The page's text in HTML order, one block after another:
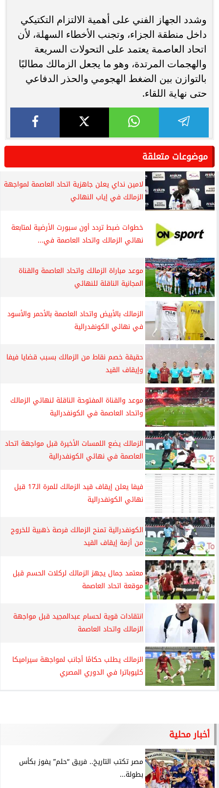
وشدد الجهاز الفني على أهمية الالتزام التكتيكي
داخل منطقة الجزاء، وتجنب الأخطاء السهلة، لأن
اتحاد العاصمة يعتمد على التحولات السريعة
والهجمات المرتدة، وهو ما يجعل الزمالك مطالبًا
بالتوازن بين الضغط الهجومي والحذر الدفاعي
حتى نهاية اللقاء.
موضوعات متعلقة
لامين نداي يعلن جاهزية اتحاد العاصمة لمواجهة
الزمالك في إياب النهائي
خطوات ضبط تردد أون سبورت الأرضية لمتابعة
نهائي الزمالك واتحاد العاصمة في...
موعد مباراة الزمالك واتحاد العاصمة والقناة
المجانية الناقلة للنهائي
الزمالك بالأبيض واتحاد العاصمة بالأحمر والأسود
في نهائي الكونفدرالية
حقيقة خصم نقاط من الزمالك بسبب قضايا فيفا
وإيقاف القيد
موعد والقناة المفتوحة الناقلة لنهائي الزمالك
واتحاد العاصمة في الكونفدرالية
الزمالك يضع اللمسات الأخيرة قبل مواجهة اتحاد
العاصمة في نهائي الكونفدرالية
فيفا يعلن إيقاف قيد الزمالك للمرة الـ17 قبل
نهائي الكونفدرالية
الكونفدرالية تمنح الزمالك فرصة ذهبية للخروج
من أزمة إيقاف القيد
معتمد جمال يجهز الزمالك لركلات الحسم قبل
موقعة اتحاد العاصمة
انتقادات قوية لحسام عبدالمجيد قبل مواجهة
الزمالك واتحاد العاصمة
الزمالك يطلب حكامًا أجانب لمواجهة سيراميكا
كليوباترا في الدوري المصري
أخبار محلية
مصر تكتب التاريخ.. فريق “حلم” يفوز بكأس
بطولة...